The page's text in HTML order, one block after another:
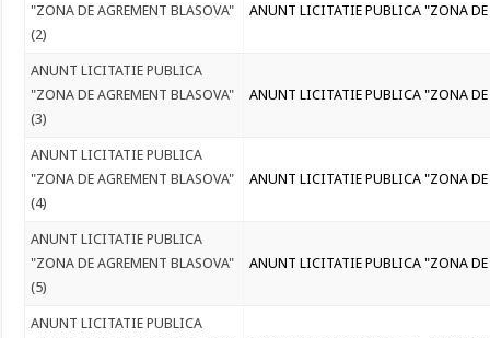
"ZONA DE AGREMENT BLASOVA"
(2)
ANUNT LICITATIE PUBLICA "ZONA DE
ANUNT LICITATIE PUBLICA
"ZONA DE AGREMENT BLASOVA"
(3)
ANUNT LICITATIE PUBLICA "ZONA DE
ANUNT LICITATIE PUBLICA
"ZONA DE AGREMENT BLASOVA"
(4)
ANUNT LICITATIE PUBLICA "ZONA DE
ANUNT LICITATIE PUBLICA
"ZONA DE AGREMENT BLASOVA"
(5)
ANUNT LICITATIE PUBLICA "ZONA DE
ANUNT LICITATIE PUBLICA